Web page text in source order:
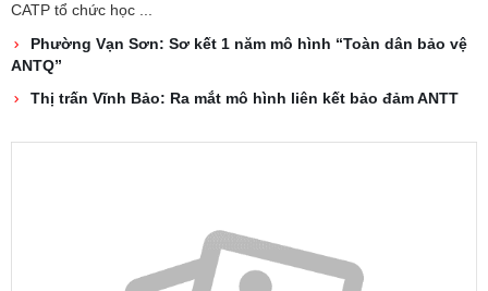
CATP tổ chức học ...
Phường Vạn Sơn: Sơ kết 1 năm mô hình “Toàn dân bảo vệ
ANTQ”
Thị trấn Vĩnh Bảo: Ra mắt mô hình liên kết bảo đảm ANTT